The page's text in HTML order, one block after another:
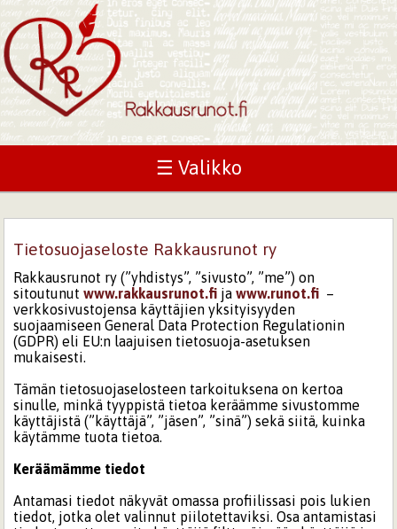
☰ Valikko
Tietosuojaseloste Rakkausrunot ry
Rakkausrunot ry (”yhdistys”, ”sivusto”, ”me”) on
sitoutunutwww.rakkausrunot.fi jawww.runot.fi –
verkkosivustojensa käyttäjien yksityisyyden
suojaamiseen General Data Protection Regulationin
(GDPR) eli EU:n laajuisen tietosuoja-asetuksen
mukaisesti.
Tämän tietosuojaselosteen tarkoituksena on kertoa
sinulle, minkä tyyppistä tietoa keräämme sivustomme
käyttäjistä (”käyttäjä”, ”jäsen”, ”sinä”) sekä siitä, kuinka
käytämme tuota tietoa.
Keräämämme tiedot
Antamasi tiedot näkyvät omassa profiilissasi pois lukien
tiedot, jotka olet valinnut piilotettaviksi. Osa antamistasi